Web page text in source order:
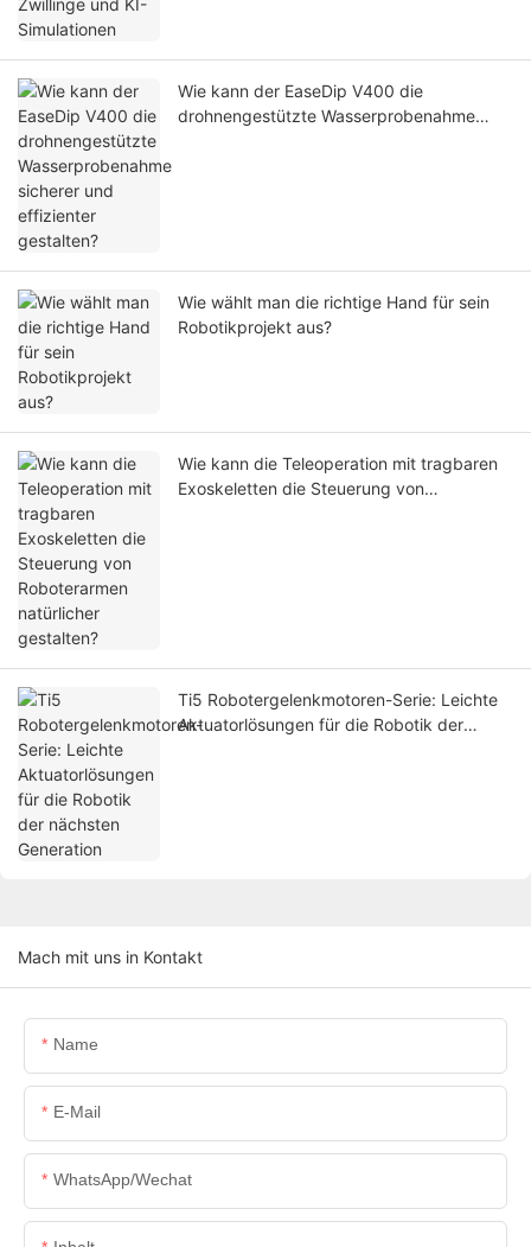
Wie kann der EaseDip V400 die
drohnengestützte Wasserprobenahme
Wie wählt man die richtige Hand für sein
Robotikprojekt aus?
Wie kann die Teleoperation mit tragbaren
Exoskeletten die Steuerung von
Ti5 Robotergelenkmotoren-Serie: Leichte
Aktuatorlösungen für die Robotik der
Mach mit uns in Kontakt
Name
E-Mail
WhatsApp/Wechat